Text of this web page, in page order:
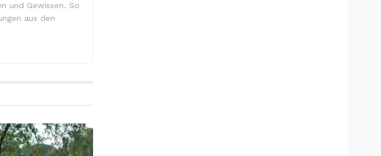
und Gewissen. So
aus den